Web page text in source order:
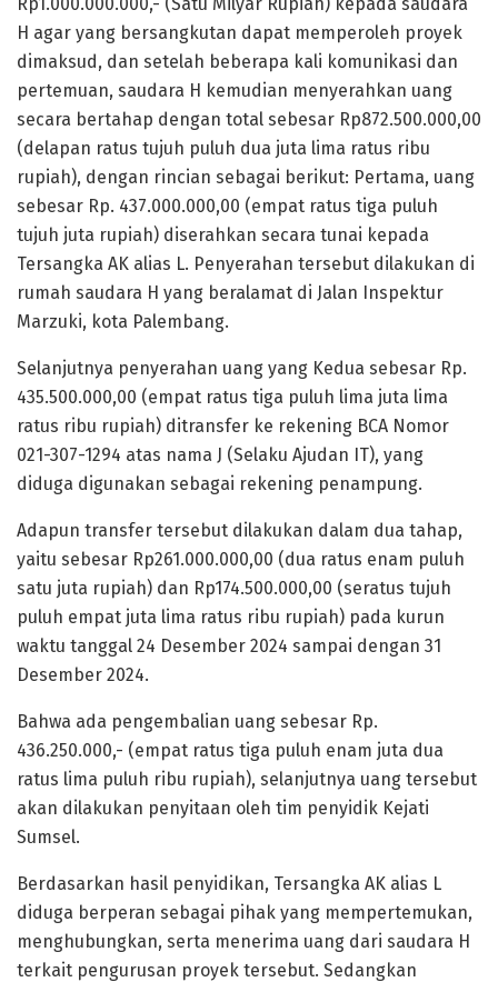
H agar yang bersangkutan dapat memperoleh proyek
dimaksud, dan setelah beberapa kali komunikasi dan
pertemuan, saudara H kemudian menyerahkan uang
secara bertahap dengan total sebesar Rp872.500.000,00
(delapan ratus tujuh puluh dua juta lima ratus ribu
rupiah), dengan rincian sebagai berikut: Pertama, uang
sebesar Rp. 437.000.000,00 (empat ratus tiga puluh
tujuh juta rupiah) diserahkan secara tunai kepada
Tersangka AK alias L. Penyerahan tersebut dilakukan di
rumah saudara H yang beralamat di Jalan Inspektur
Marzuki, kota Palembang.
Selanjutnya penyerahan uang yang Kedua sebesar Rp.
435.500.000,00 (empat ratus tiga puluh lima juta lima
ratus ribu rupiah) ditransfer ke rekening BCA Nomor
021-307-1294 atas nama J (Selaku Ajudan IT), yang
diduga digunakan sebagai rekening penampung.
Adapun transfer tersebut dilakukan dalam dua tahap,
yaitu sebesar Rp261.000.000,00 (dua ratus enam puluh
satu juta rupiah) dan Rp174.500.000,00 (seratus tujuh
puluh empat juta lima ratus ribu rupiah) pada kurun
waktu tanggal 24 Desember 2024 sampai dengan 31
Desember 2024.
Bahwa ada pengembalian uang sebesar Rp.
436.250.000,- (empat ratus tiga puluh enam juta dua
ratus lima puluh ribu rupiah), selanjutnya uang tersebut
akan dilakukan penyitaan oleh tim penyidik Kejati
Sumsel.
Berdasarkan hasil penyidikan, Tersangka AK alias L
diduga berperan sebagai pihak yang mempertemukan,
menghubungkan, serta menerima uang dari saudara H
terkait pengurusan proyek tersebut. Sedangkan